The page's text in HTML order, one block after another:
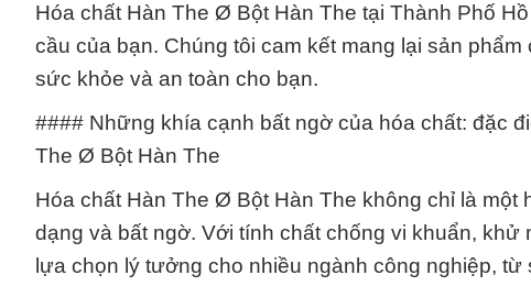
Hóa chất Hàn The Ø Bột Hàn The tại Thành Phố
cầu của bạn. Chúng tôi cam kết mang lại sản
sức khỏe và an toàn cho bạn.
#### Những khía cạnh bất ngờ của hóa chất: đặc
The Ø Bột Hàn The
Hóa chất Hàn The Ø Bột Hàn The không chỉ là
dạng và bất ngờ. Với tính chất chống vi khuẩn,
lựa chọn lý tưởng cho nhiều ngành công nghiệp,